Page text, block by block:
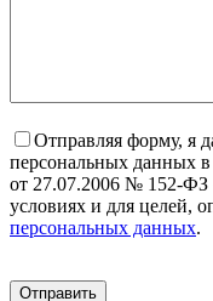
Отправляя форму, я
персональных данных
от 27.07.2006 № 152-ФЗ
условиях и для целей,
персональных данных.